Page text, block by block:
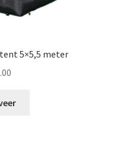
5×5,5 meter